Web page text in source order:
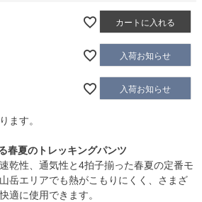
カートに入れる
入荷お知らせ
入荷お知らせ
ます。
春夏のトレッキングパンツ
乾性、通気性と4拍子揃った春夏の定番モ
岳エリアでも熱がこもりにくく、さまざ
適に使用できます。